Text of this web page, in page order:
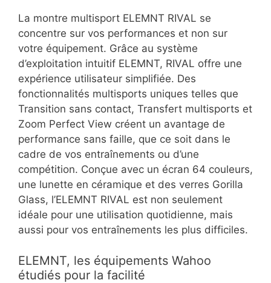
La montre multisport ELEMNT RIVAL se
concentre sur vos performances et non sur
votre équipement. Grâce au système
d’exploitation intuitif ELEMNT, RIVAL offre une
expérience utilisateur simplifiée. Des
fonctionnalités multisports uniques telles que
Transition sans contact, Transfert multisports et
Zoom Perfect View créent un avantage de
performance sans faille, que ce soit dans le
cadre de vos entraînements ou d’une
compétition. Conçue avec un écran 64 couleurs,
une lunette en céramique et des verres Gorilla
Glass, l’ELEMNT RIVAL est non seulement
idéale pour une utilisation quotidienne, mais
aussi pour vos entraînements les plus difficiles.
ELEMNT, les équipements Wahoo
étudiés pour la facilité